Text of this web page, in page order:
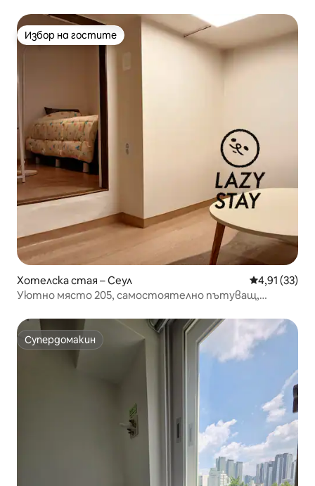
Избор на гостите
Избор на гостите
Хотелска стая – Сеул Средна
4,91 (33)
Уютно място 205, самостоятелно пътуващ,
Супердомакин
Супердомакин